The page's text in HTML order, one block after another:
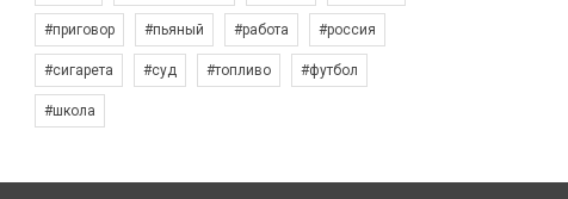
#приговор #пьяный #работа #россия
#сигарета #суд #топливо #футбол
#школа